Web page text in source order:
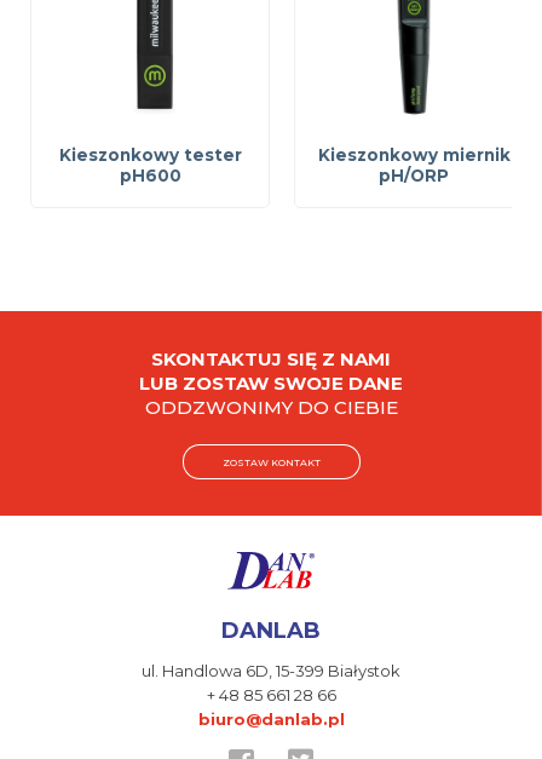
Kieszonkowy tester
pH600
Kieszonkowy miernik
pH/ORP
SKONTAKTUJ SIĘ Z NAMI
LUB ZOSTAW SWOJE DANE
ODDZWONIMY DO CIEBIE
ZOSTAW KONTAKT
DANLAB
ul. Handlowa 6D,15-399 Białystok
+ 48 85 661 28 66
biuro@danlab.pl